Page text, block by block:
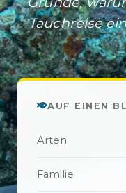
Tauchreise
AUF EINEN
Arten
Familie